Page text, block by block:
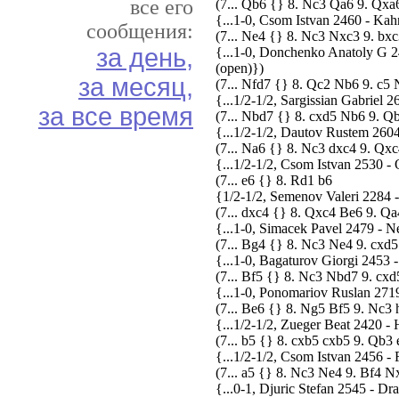
все его
сообщения:
за день,
за месяц,
за все время
(7... Qb6 {} 8. Nc3 Qa6 9.
{...1-0, Csom Istvan 2460 -
(7... Ne4 {} 8. Nc3 Nxc3 9.
{...1-0, Donchenko Anatoly G
(open)})
(7... Nfd7 {} 8. Qc2 Nb6 9. c5
{...1/2-1/2, Sargissian Gabriel
(7... Nbd7 {} 8. cxd5 Nb6 9.
{...1/2-1/2, Dautov Rustem
(7... Na6 {} 8. Nc3 dxc4 9.
{...1/2-1/2, Csom Istvan 2530
(7... e6 {} 8. Rd1 b6
{1/2-1/2, Semenov Valeri
(7... dxc4 {} 8. Qxc4 Be6 9.
{...1-0, Simacek Pavel 2479 -
(7... Bg4 {} 8. Nc3 Ne4 9.
{...1-0, Bagaturov Giorgi 2453
(7... Bf5 {} 8. Nc3 Nbd7 9.
{...1-0, Ponomariov Ruslan
(7... Be6 {} 8. Ng5 Bf5 9. Nc3
{...1/2-1/2, Zueger Beat 2420 -
(7... b5 {} 8. cxb5 cxb5 9. Qb3
{...1/2-1/2, Csom Istvan 2456 -
(7... a5 {} 8. Nc3 Ne4 9. Bf4
{...0-1, Djuric Stefan 2545 -